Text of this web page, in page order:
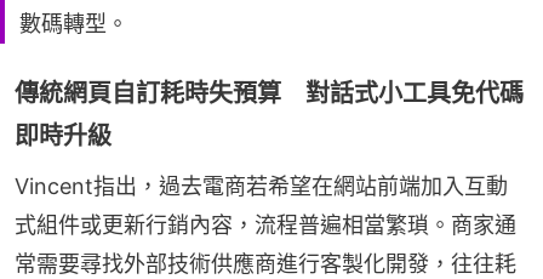
數碼轉型。
傳統網頁自訂耗時失預算 對話式小工具免代碼
即時升級
Vincent指出，過去電商若希望在網站前端加入互動
式組件或更新行銷內容，流程普遍相當繁瑣。商家通
常需要尋找外部技術供應商進行客製化開發，往往耗